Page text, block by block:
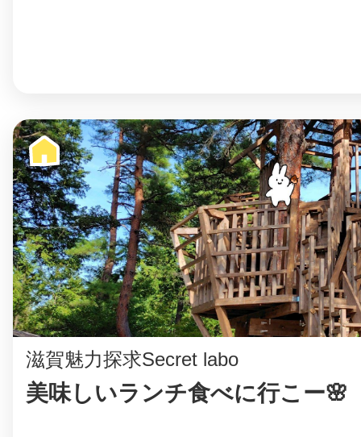
滋賀魅力探求Secret labo
美味しいランチ食べに行こー🌸
©︎ KAYAC Inc.All